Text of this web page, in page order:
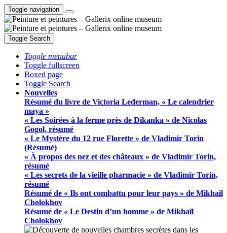
Toggle navigation
Toggle Search
Toggle menubar
Toggle fullscreen
Boxed page
Toggle Search
Nouvelles
Résumé du livre de Victoria Lederman, « Le calendrier
maya »
« Les Soirées à la ferme près de Dikanka » de Nicolas
Gogol, résumé
« Le Mystère du 12 rue Florette » de Vladimir Torin
(Résumé)
« À propos des nez et des châteaux » de Vladimir Torin,
résumé
« Les secrets de la vieille pharmacie » de Vladimir Torin,
résumé
Résumé de « Ils ont combattu pour leur pays » de Mikhaïl
Cholokhov
Résumé de « Le Destin d’un homme » de Mikhaïl
Cholokhov